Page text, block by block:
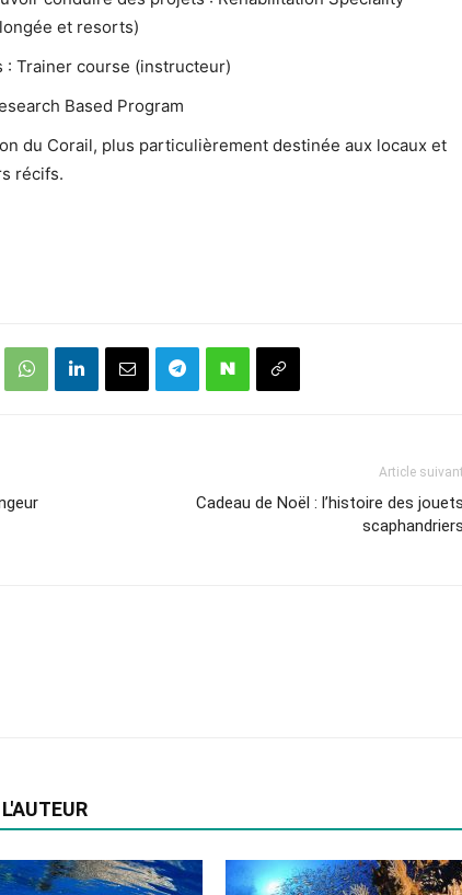
et resorts)
Trainer course (instructeur)
Based Program
du Corail, plus particulièrement destinée aux locaux et
récifs.
Article suivant
Cadeau de Noël : l’histoire des jouets
scaphandriers